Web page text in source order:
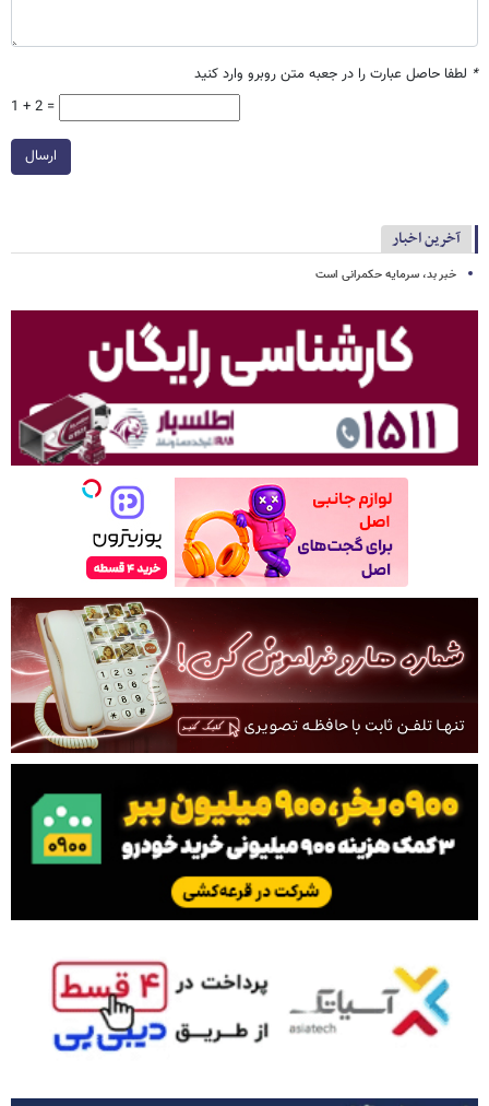
* لطفا حاصل عبارت را در جعبه متن روبرو وارد کنید
1 + 2 =
ارسال
آخرین اخبار
خبر بد، سرمایه حکمرانی است